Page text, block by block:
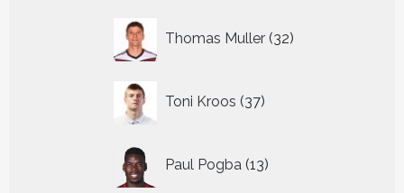
Thomas Muller 32
producten
Toni Kroos 37
producten
Paul Pogba 13
producten